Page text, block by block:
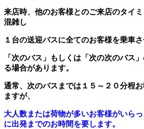
来店時、他のお客様とのご来店のタイ
混雑し
１台の送迎バスに全てのお客様を乗車さ
「次のバス」もしくは「次の次のバス
る場合があります。
通常、次のバスまでは１５～２０分程
ますが、
大人数または荷物が多いお客様がいら
に出発までのお時間を要します。